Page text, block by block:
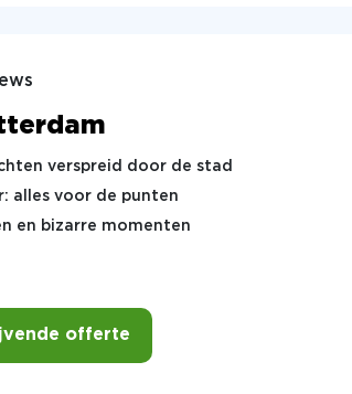
verspreid door de stad
alles voor de punten
en bizarre momenten
offerte